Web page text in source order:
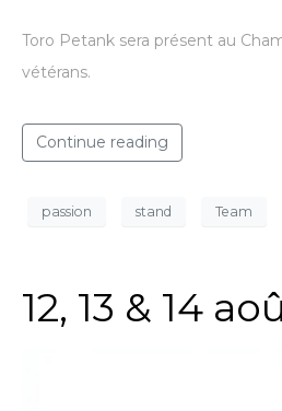
Toro Petank sera présent au
vétérans.
Continue reading
passion stand Team
12, 13 & 14